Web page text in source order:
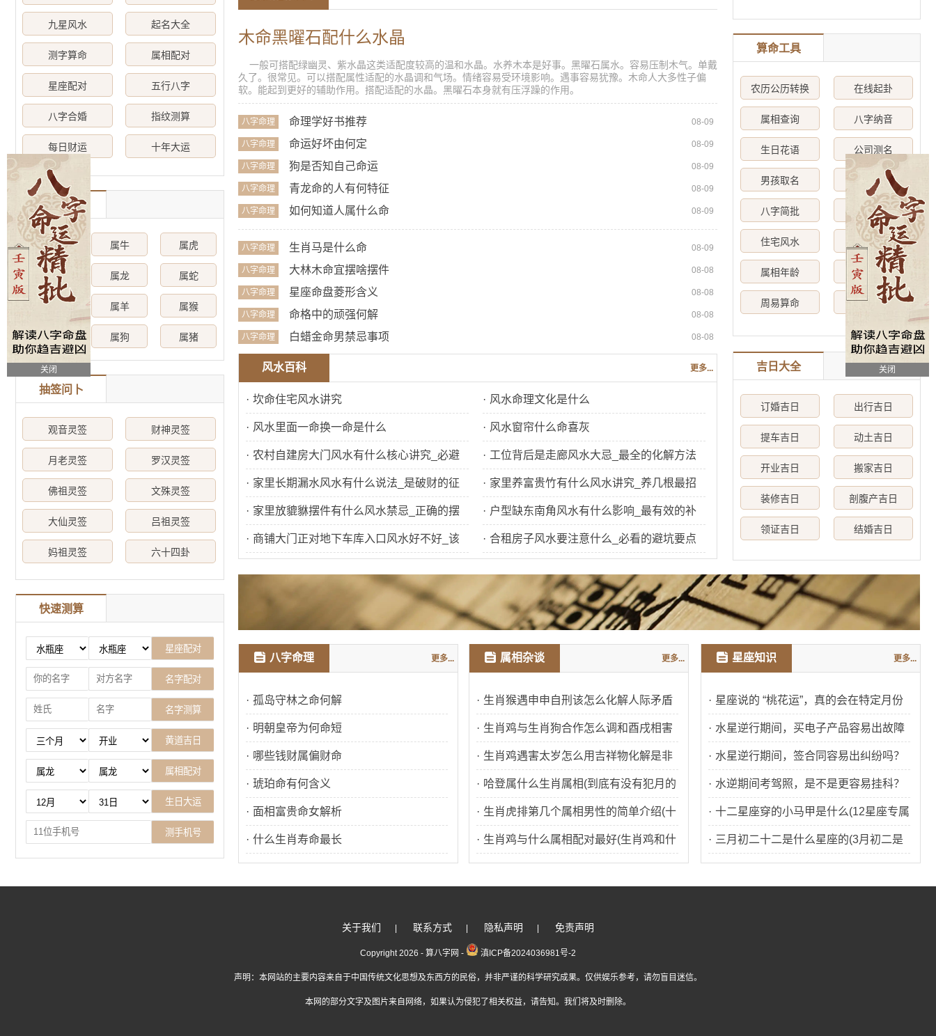
九星风水 起名大全
测字算命 属相配对
星座配对 五行八字
八字合婚 指纹测算
每日财运 十年大运
属相运势
属鼠 属牛 属虎
属兔 属龙 属蛇
属马 属羊 属猴
属鸡 属狗 属猪
抽签问卜
观音灵签 财神灵签
月老灵签 罗汉灵签
佛祖灵签 文殊灵签
大仙灵签 吕祖灵签
妈祖灵签 六十四卦
快速测算
木命黑曜石配什么水晶
一般可搭配绿幽灵、紫水晶这类适配度较高的温和水晶。水养木本是好事。黑曜石属水。容易压制木气。单戴
久了。很常见。可以搭配属性适配的水晶调和气场。情绪容易受环境影响。遇事容易犹豫。木命人大多性子偏
软。能起到更好的辅助作用。搭配适配的水晶。黑曜石本身就有压浮躁的作用。
八字命理 命理学好书推荐 08-09
八字命理 命运好坏由何定 08-09
八字命理 狗是否知自己命运 08-09
八字命理 青龙命的人有何特征 08-09
八字命理 如何知道人属什么命 08-09
八字命理 生肖马是什么命 08-09
八字命理 大林木命宜摆啥摆件 08-08
八字命理 星座命盘菱形含义 08-08
八字命理 命格中的顽强何解 08-08
八字命理 白蜡金命男禁忌事项 08-08
风水百科 更多...
· 坎命住宅风水讲究 · 风水命理文化是什么
· 风水里面一命换一命是什么 · 风水窗帘什么命喜灰
· 农村自建房大门风水有什么核心讲究_必避
的禁忌有哪些
· 工位背后是走廊风水大忌_最全的化解方法
有哪些
· 家里长期漏水风水有什么说法_是破财的征
兆吗
· 家里养富贵竹有什么风水讲究_养几根最招
财旺运
· 家里放貔貅摆件有什么风水禁忌_正确的摆
放方法是什么
· 户型缺东南角风水有什么影响_最有效的补
救方法是什么
· 商铺大门正对地下车库入口风水好不好_该 · 合租房子风水要注意什么_必看的避坑要点
算命工具
农历公历转换 在线起卦
属相查询 八字纳音
生日花语 公司测名
男孩取名 女孩取名
八字简批 星宿算命
住宅风水 数字吉凶
属相年龄 号码配对
周易算命 生日配对
吉日大全
订婚吉日 出行吉日
提车吉日 动土吉日
开业吉日 搬家吉日
装修吉日 剖腹产吉日
领证吉日 结婚吉日
八字命理 更多...
· 孤岛守林之命何解
· 明朝皇帝为何命短
· 哪些钱财属偏财命
· 琥珀命有何含义
· 面相富贵命女解析
· 什么生肖寿命最长
属相杂谈 更多...
· 生肖猴遇申申自刑该怎么化解人际矛盾
· 生肖鸡与生肖狗合作怎么调和酉戌相害
· 生肖鸡遇害太岁怎么用吉祥物化解是非
· 哈登属什么生肖属相(到底有没有犯月的
说法)
· 生肖虎排第几个属相男性的简单介绍(十
二生肖那几个生肖是老虎)
· 生肖鸡与什么属相配对最好(生肖鸡和什
么属相最配呢 )
星座知识 更多...
· 星座说的 “桃花运”，真的会在特定月份
出现吗？
· 水星逆行期间，买电子产品容易出故障
吗？
· 水星逆行期间，签合同容易出纠纷吗？
· 水逆期间考驾照，是不是更容易挂科？
· 十二星座穿的小马甲是什么(12星座专属
洛丽裙子图片)
· 三月初二十二是什么星座的(3月初二是
什么星座,94年的)
关闭 关闭
关于我们 联系方式 隐私声明 免责声明
Copyright 2026 - 算八字网 - 滇ICP备2024036981号-2
声明：本网站的主要内容来自于中国传统文化思想及东西方的民俗，并非严谨的科学研究成果。仅供娱乐参考，请勿盲目迷信。
本网的部分文字及图片来自网络，如果认为侵犯了相关权益，请告知。我们将及时删除。